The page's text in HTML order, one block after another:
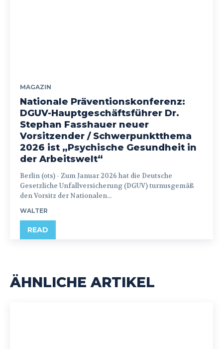
MAGAZIN
Nationale Präventionskonferenz:
DGUV-Hauptgeschäftsführer Dr.
Stephan Fasshauer neuer
Vorsitzender / Schwerpunktthema
2026 ist „Psychische Gesundheit in
der Arbeitswelt“
Berlin (ots) - Zum Januar 2026 hat die Deutsche
Gesetzliche Unfallversicherung (DGUV) turnusgemäß
den Vorsitz der Nationalen...
WALTER
READ
ÄHNLICHE ARTIKEL